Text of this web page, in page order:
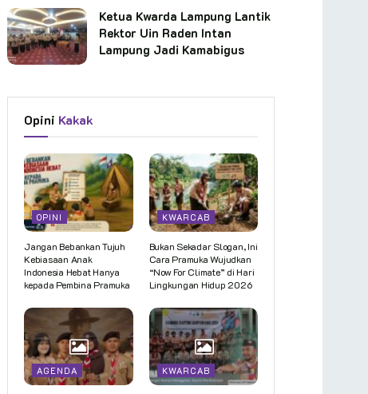
Ketua Kwarda Lampung Lantik
Rektor Uin Raden Intan
Lampung Jadi Kamabigus
Opini Kakak
OPINI
Jangan Bebankan Tujuh
Kebiasaan Anak
Indonesia Hebat Hanya
kepada Pembina Pramuka
KWARCAB
Bukan Sekadar Slogan, Ini
Cara Pramuka Wujudkan
“Now For Climate” di Hari
Lingkungan Hidup 2026
AGENDA KWARCAB